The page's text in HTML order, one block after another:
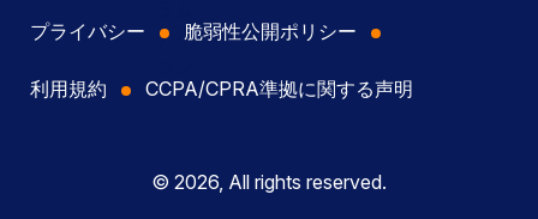
プライバシー 脆弱性公開ポリシー
利用規約 CCPA/CPRA準拠に関する声明
© 2026, All rights reserved.